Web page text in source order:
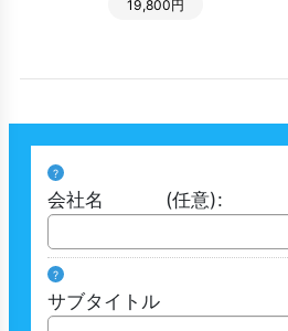
19,800円
?
会社名 (任意):
?
サブタイトル